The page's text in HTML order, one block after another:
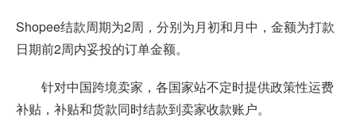
Shopee结款周期为2周，分别为月初和月中，金额为打款
日期前2周内妥投的订单金额。
针对中国跨境卖家，各国家站不定时提供政策性运费
补贴，补贴和货款同时结款到卖家收款账户。